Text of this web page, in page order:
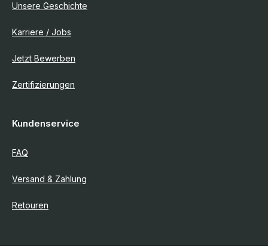
Unsere Geschichte
Karriere / Jobs
Jetzt Bewerben
Zertifizierungen
Kundenservice
FAQ
Versand & Zahlung
Retouren